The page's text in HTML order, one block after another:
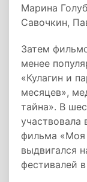
Марина
Савочкин,
Затем
менее
«Кулагин и
месяцев»,
тайна». В
участвовала
фильма «Моя
выдвигался
фестивалей